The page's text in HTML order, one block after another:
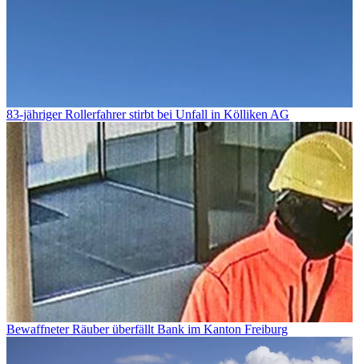
83-jähriger Rollerfahrer stirbt bei Unfall in Kölliken AG
Bewaffneter Räuber überfällt Bank im Kanton Freiburg